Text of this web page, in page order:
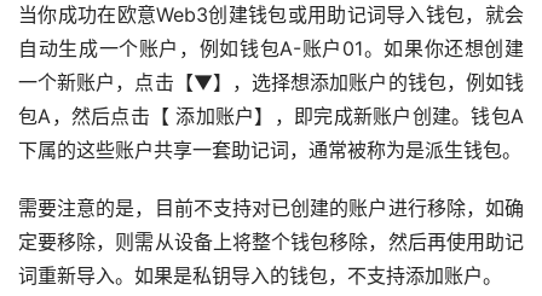
当你成功在欧意Web3创建钱包或用助记词导入钱包，就会
自动生成一个账户，例如钱包A-账户01。如果你还想创建
一个新账户，点击【▼】，选择想添加账户的钱包，例如钱
包A，然后点击【 添加账户】，即完成新账户创建。钱包A
下属的这些账户共享一套助记词，通常被称为是派生钱包。
需要注意的是，目前不支持对已创建的账户进行移除，如确
定要移除，则需从设备上将整个钱包移除，然后再使用助记
词重新导入。如果是私钥导入的钱包，不支持添加账户。